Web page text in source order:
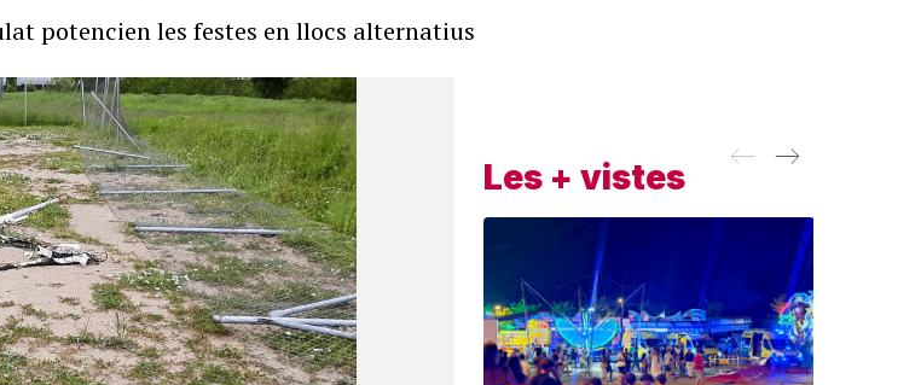
potencien les festes en llocs alternatius
Les + vistes